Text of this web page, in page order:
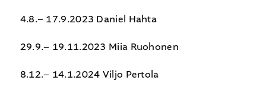
4.8.– 17.9.2023 Daniel Hahta
29.9.– 19.11.2023 Miia Ruohonen
8.12.– 14.1.2024 Viljo Pertola